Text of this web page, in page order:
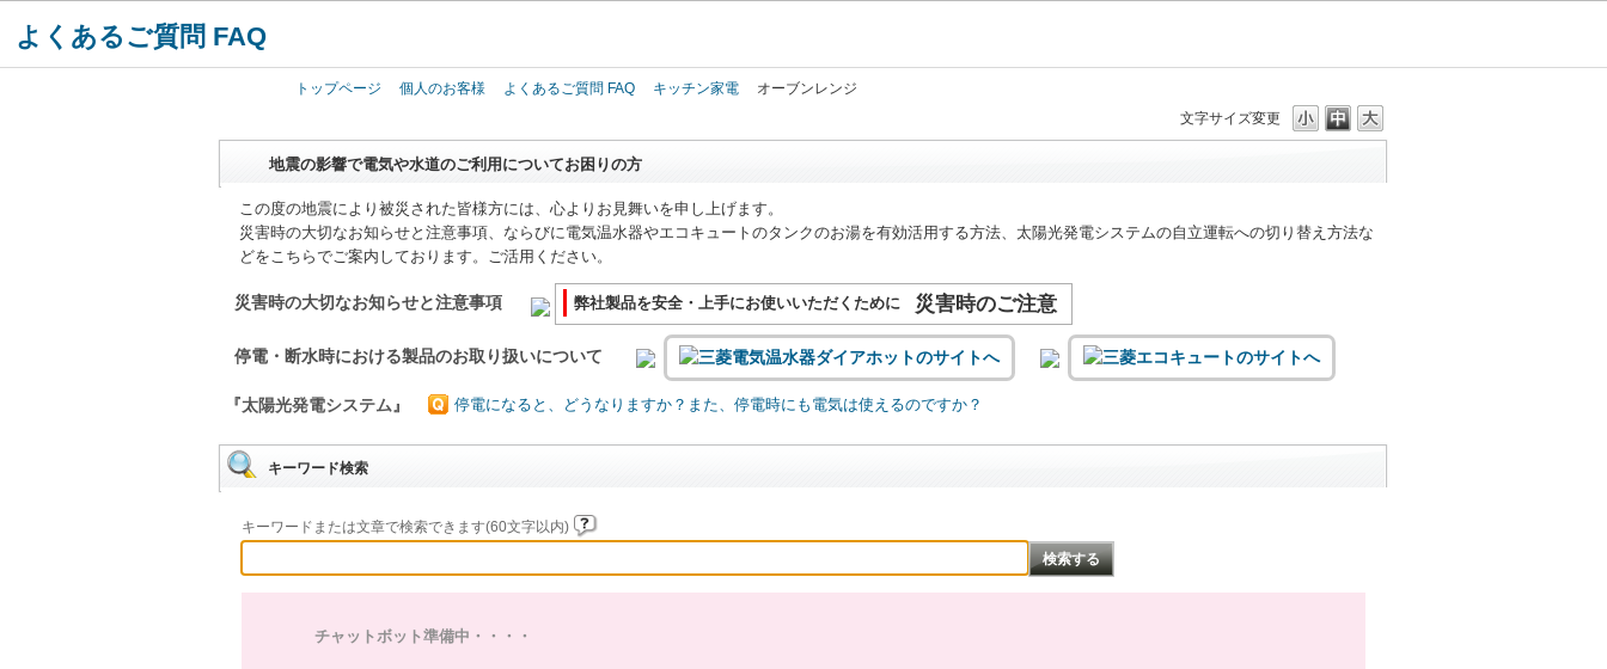
よくあるご質問 FAQ
トップページ 個人のお客様 よくあるご質問 FAQ キッチン家電
オーブンレンジ
文字サイズ変更
地震の影響で電気や水道のご利用についてお困りの方
この度の地震により被災された皆様方には、心よりお見舞いを申し上げます。
災害時の大切なお知らせと注意事項、ならびに電気温水器やエコキュートのタンクのお湯を有効活用する方法、太陽光発電システムの自立運転への切り替え方法な
どをこちらでご案内しております。ご活用ください。
災害時の大切なお知らせと注意事項 弊社製品を安全・上手にお使いいただくために 災害時のご注意
停電・断水時における製品のお取り扱いについて
『太陽光発電システム』 停電になると、どうなりますか？また、停電時にも電気は使えるのですか？
キーワード検索
キーワードまたは文章で検索できます(60文字以内)
チャットボット準備中・・・・